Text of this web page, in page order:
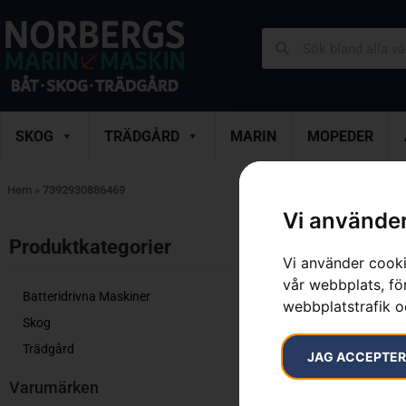
Vi
Vi använder
vår webbplats,
webbplatstrafik
JAG
SKOG TRÄDGÅRD MARIN MOPEDER
Hem » 7392930886469
Produktkategorier​
Batteridrivna Maskiner
Skog
Trädgård
Varumärken